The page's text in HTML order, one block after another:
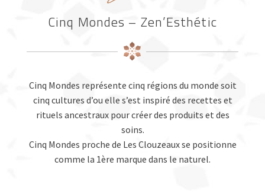
Cinq Mondes – Zen’Esthétic
Cinq Mondes représente cinq régions du monde soit
cinq cultures d’ou elle s’est inspiré des recettes et
rituels ancestraux pour créer des produits et des
soins.
Cinq Mondes proche de Les Clouzeaux se positionne
comme la 1ère marque dans le naturel.